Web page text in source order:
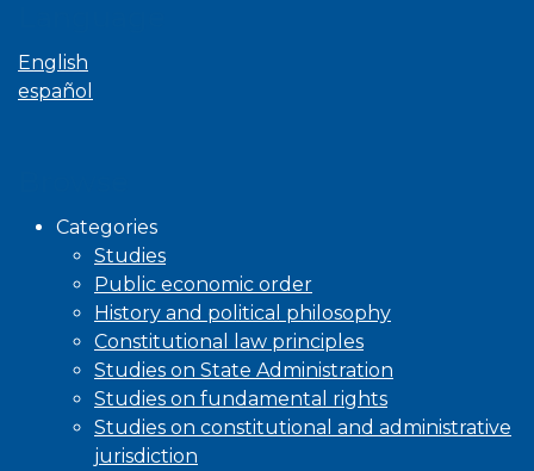
English
español
Categories
Studies
Public economic order
History and political philosophy
Constitutional law principles
Studies on State Administration
Studies on fundamental rights
Studies on constitutional and administrative
jurisdiction